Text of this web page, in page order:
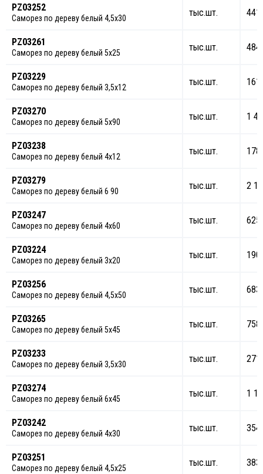
PZ03252
Саморез по дереву белый 4,5х30
тыс.шт.
PZ03261
Саморез по дереву белый 5х25
тыс.шт.
PZ03229
Саморез по дереву белый 3,5х12
тыс.шт.
PZ03270
Саморез по дереву белый 5х90
тыс.шт. 1
PZ03238
Саморез по дереву белый 4х12
тыс.шт.
PZ03279
Саморез по дереву белый 6 90
тыс.шт. 2
PZ03247
Саморез по дереву белый 4х60
тыс.шт.
PZ03224
Саморез по дереву белый 3х20
тыс.шт.
PZ03256
Саморез по дереву белый 4,5х50
тыс.шт.
PZ03265
Саморез по дереву белый 5х45
тыс.шт.
PZ03233
Саморез по дереву белый 3,5х30
тыс.шт.
PZ03274
Саморез по дереву белый 6х45
тыс.шт. 1
PZ03242
Саморез по дереву белый 4х30
тыс.шт.
PZ03251
Саморез по дереву белый 4,5х25
тыс.шт.